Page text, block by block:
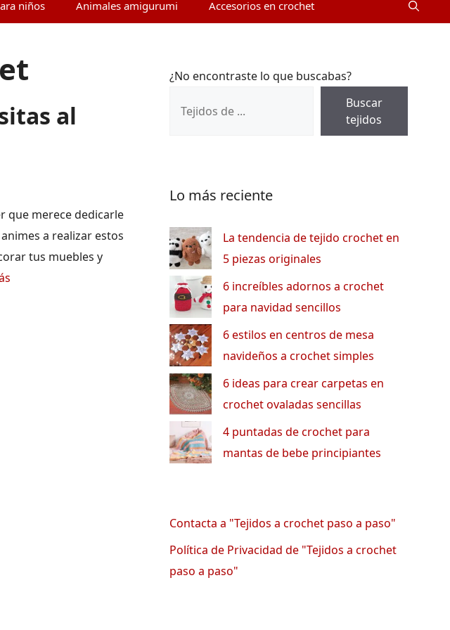
niños Animales amigurumi Accesorios en crochet
al
que merece dedicarle
a realizar estos
tus muebles y
¿No encontraste lo que buscabas?
Buscar
tejidos
Lo más reciente
La tendencia de tejido crochet en
5 piezas originales
6 increíbles adornos a crochet
para navidad sencillos
6 estilos en centros de mesa
navideños a crochet simples
6 ideas para crear carpetas en
crochet ovaladas sencillas
4 puntadas de crochet para
mantas de bebe principiantes
Contacta a "Tejidos a crochet paso a paso"
Política de Privacidad de "Tejidos a crochet
paso a paso"